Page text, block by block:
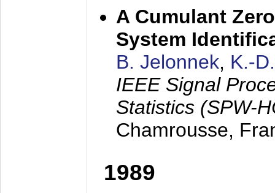
A Cumulant
System
B. Jelonnek, K.-
IEEE Signal
Statistics (SPW-
Chamrousse,
1989